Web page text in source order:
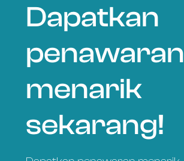
Dapatkan
penawaran
menarik
sekarang!